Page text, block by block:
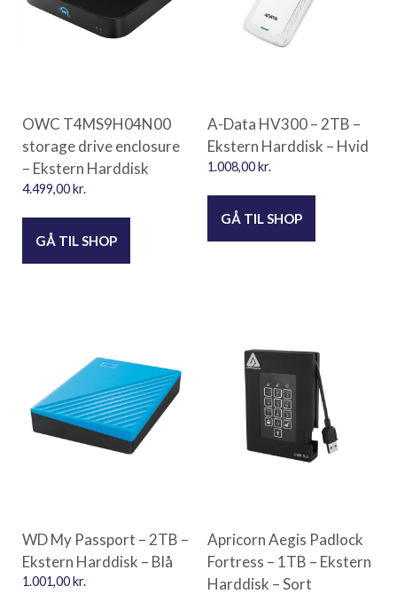
OWC T4MS9H04N00
storage drive enclosure
– Ekstern Harddisk
4.499,00kr.
GÅ TIL SHOP
A-Data HV300 – 2TB –
Ekstern Harddisk – Hvid
1.008,00kr.
GÅ TIL SHOP
WD My Passport – 2TB –
Ekstern Harddisk – Blå
1.001,00kr.
Apricorn Aegis Padlock
Fortress – 1TB – Ekstern
Harddisk – Sort